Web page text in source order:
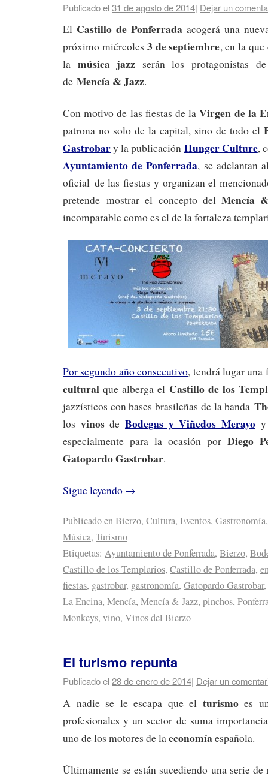
Publicado el31 de agosto de 2014| Dejar un
El Castillo de Ponferradaacogerá una
próximo miércoles 3 de septiembre, en la
la música jazz serán los protagonistas
de Mencía & Jazz.
Con motivo de las fiestas de la Virgen de la
patrona no solo de la capital, sino de todo el
Gastrobary la publicación Hunger Culture,
Ayuntamiento de Ponferrada, se adelantan
oficial de las fiestas y organizan el
pretende mostrar el concepto delMencía
incomparable como es el de la fortaleza
Por segundo año consecutivo, tendrá lugar
cultural que alberga el Castillo de los
jazzísticos con bases brasileñas de la banda
los vinosde Bodegas y Viñedos Merayoy
especialmente para la ocasión por Diego
Gatopardo Gastrobar.
Sigue leyendo →
Publicado enBierzo, Cultura, Eventos, Gastronomía,
Música, Turismo
Etiquetas: Ayuntamiento de Ponferrada, Bierzo,
Castillo de los Templarios, Castillo de Ponferrada,
fiestas, gastrobar, gastronomía, Gatopardo Gastrobar,
La Encina, Mencía, Mencía & Jazz, pinchos,
Monkeys, vino, Vinos del Bierzo
El turismo repunta
Publicado el28 de enero de 2014| Dejar un
A nadie se le escapa que el turismoes
profesionales y un sector de suma
uno de los motores de laeconomíaespañola.
Últimamente se están sucediendo una serie